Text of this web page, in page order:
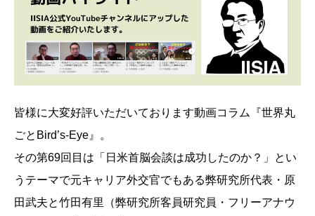
皆様に大変好評いただいております動画コラム『世界丸
ごとBird’s-Eye』。
その第69回目は「日米首脳会談は成功したのか？」とい
うテーマで元キャリア外交官でもある弊研究所代表・原
田武夫と竹田有里（弊研究所客員研究員・フリーアナウ